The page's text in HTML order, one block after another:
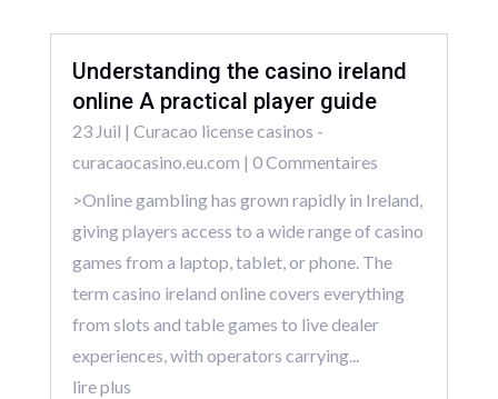
Understanding the casino ireland
online A practical player guide
23 Juil | Curacao license casinos -
curacaocasino.eu.com | 0 Commentaires
>Online gambling has grown rapidly in Ireland,
giving players access to a wide range of casino
games from a laptop, tablet, or phone. The
term casino ireland online covers everything
from slots and table games to live dealer
experiences, with operators carrying...
lire plus